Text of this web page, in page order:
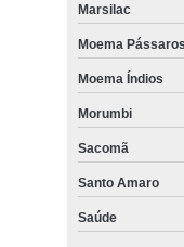
Marsilac
Moema Pássaros
Moema Índios
Morumbi
Sacomã
Santo Amaro
Saúde